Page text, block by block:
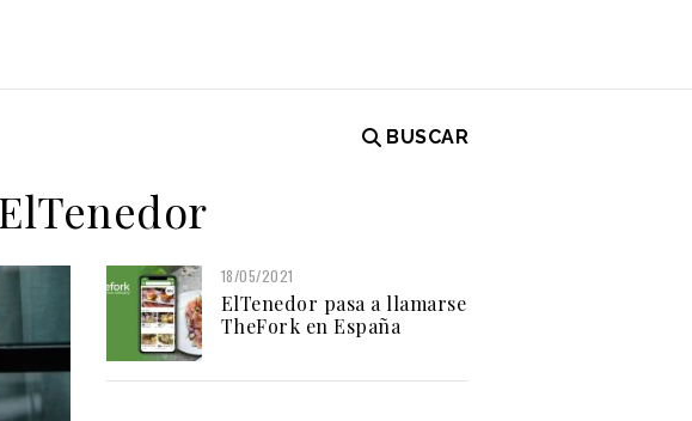
BUSCAR
18/05/2021
ElTenedor pasa a llamarse
TheFork en España